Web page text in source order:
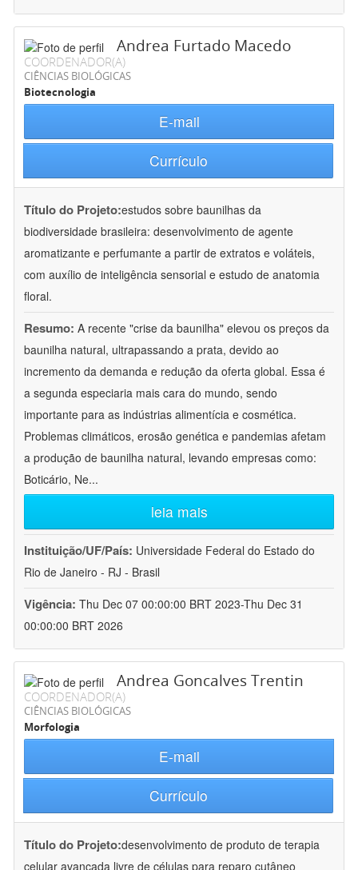
Andrea Furtado Macedo
COORDENADOR(A)
CIÊNCIAS BIOLÓGICAS
Biotecnologia
E-mail
Currículo
Título do Projeto:estudos sobre baunilhas da
biodiversidade brasileira: desenvolvimento de agente
aromatizante e perfumante a partir de extratos e voláteis,
com auxílio de inteligência sensorial e estudo de anatomia
floral.
Resumo: A recente "crise da baunilha" elevou os preços da
baunilha natural, ultrapassando a prata, devido ao
incremento da demanda e redução da oferta global. Essa é
a segunda especiaria mais cara do mundo, sendo
importante para as indústrias alimentícia e cosmética.
Problemas climáticos, erosão genética e pandemias afetam
a produção de baunilha natural, levando empresas como:
Boticário, Ne...
leia mais
Instituição/UF/País: Universidade Federal do Estado do
Rio de Janeiro - RJ - Brasil
Vigência: Thu Dec 07 00:00:00 BRT 2023-Thu Dec 31
00:00:00 BRT 2026
Andrea Goncalves Trentin
COORDENADOR(A)
CIÊNCIAS BIOLÓGICAS
Morfologia
E-mail
Currículo
Título do Projeto:desenvolvimento de produto de terapia
celular avançada livre de células para reparo cutâneo